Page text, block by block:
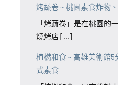
烤蔬卷 ~ 桃園素食炸物
「烤蔬卷」是在桃園的
燒烤店 [...]
植橪和食 ~ 高雄美術館5
式素食